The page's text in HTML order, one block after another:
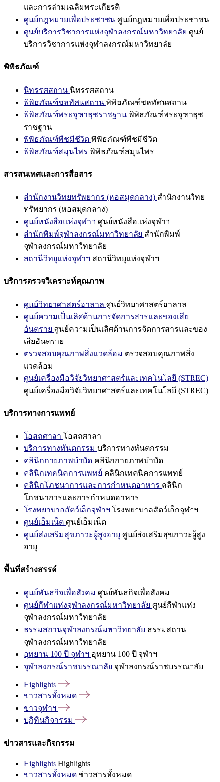
และการล่ามเฉลิมพระเกียรติ
ศูนย์กฎหมายเพื่อประชาชน ศูนย์กฎหมายเพื่อประชาชน
ศูนย์บริการวิชาการแห่งจุฬาลงกรณ์มหาวิทยาลัย ศูนย์
บริการวิชาการแห่งจุฬาลงกรณ์มหาวิทยาลัย
พิพิธภัณฑ์
นิทรรศสถาน นิทรรศสถาน
พิพิธภัณฑ์ชลทัศนสถาน พิพิธภัณฑ์ชลทัศนสถาน
พิพิธภัณฑ์พระจุฑาธุชราชฐาน พิพิธภัณฑ์พระจุฑาธุช
ราชฐาน
พิพิธภัณฑ์พืชมีชีวิต พิพิธภัณฑ์พืชมีชีวิต
พิพิธภัณฑ์สมุนไพร พิพิธภัณฑ์สมุนไพร
สารสนเทศและการสื่อสาร
สำนักงานวิทยทรัพยากร (หอสมุดกลาง) สำนักงานวิทย
ทรัพยากร (หอสมุดกลาง)
ศูนย์หนังสือแห่งจุฬาฯ ศูนย์หนังสือแห่งจุฬาฯ
สำนักพิมพ์จุฬาลงกรณ์มหาวิทยาลัย สำนักพิมพ์
จุฬาลงกรณ์มหาวิทยาลัย
สถานีวิทยุแห่งจุฬาฯ สถานีวิทยุแห่งจุฬาฯ
บริการตรวจวิเคราะห์คุณภาพ
ศูนย์วิทยาศาสตร์ฮาลาล ศูนย์วิทยาศาสตร์ฮาลาล
ศูนย์ความเป็นเลิศด้านการจัดการสารและของเสีย
อันตราย ศูนย์ความเป็นเลิศด้านการจัดการสารและของ
เสียอันตราย
ตรวจสอบคุณภาพสิ่งแวดล้อม ตรวจสอบคุณภาพสิ่ง
แวดล้อม
ศูนย์เครื่องมือวิจัยวิทยาศาสตร์และเทคโนโลยี (STREC)
ศูนย์เครื่องมือวิจัยวิทยาศาสตร์และเทคโนโลยี (STREC)
บริการทางการแพทย์
โอสถศาลา โอสถศาลา
บริการทางทันตกรรม บริการทางทันตกรรม
คลินิกกายภาพบำบัด คลินิกกายภาพบำบัด
คลินิกเทคนิคการแพทย์ คลินิกเทคนิคการแพทย์
คลินิกโภชนาการและการกำหนดอาหาร คลินิก
โภชนาการและการกำหนดอาหาร
โรงพยาบาลสัตว์เล็กจุฬาฯ โรงพยาบาลสัตว์เล็กจุฬาฯ
ศูนย์เอ็มเน็ต ศูนย์เอ็มเน็ต
ศูนย์ส่งเสริมสุขภาวะผู้สูงอายุ ศูนย์ส่งเสริมสุขภาวะผู้สูง
อายุ
พื้นที่สร้างสรรค์
ศูนย์พันธกิจเพื่อสังคม ศูนย์พันธกิจเพื่อสังคม
ศูนย์กีฬาแห่งจุฬาลงกรณ์มหาวิทยาลัย ศูนย์กีฬาแห่ง
จุฬาลงกรณ์มหาวิทยาลัย
ธรรมสถานจุฬาลงกรณ์มหาวิทยาลัย ธรรมสถาน
จุฬาลงกรณ์มหาวิทยาลัย
อุทยาน 100 ปี จุฬาฯ อุทยาน 100 ปี จุฬาฯ
จุฬาลงกรณ์ราชบรรณาลัย จุฬาลงกรณ์ราชบรรณาลัย
Highlights
ข่าวสารทั้งหมด
ข่าวจุฬาฯ
ปฏิทินกิจกรรม
ข่าวสารและกิจกรรม
Highlights Highlights
ข่าวสารทั้งหมด ข่าวสารทั้งหมด